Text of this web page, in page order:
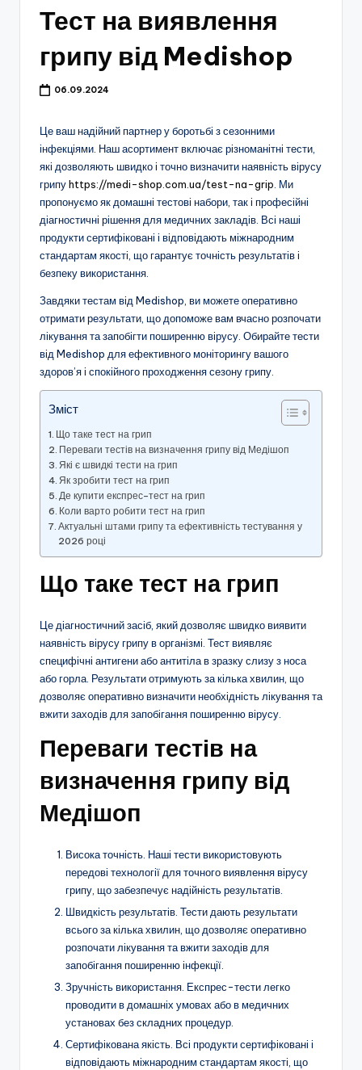
Тест на виявлення
грипу від Medishop
06.09.2024
Це ваш надійний партнер у боротьбі з сезонними
інфекціями. Наш асортимент включає різноманітні тести,
які дозволяють швидко і точно визначити наявність вірусу
грипуhttps://medi-shop.com.ua/test-na-grip . Ми
пропонуємо як домашні тестові набори, так і професійні
діагностичні рішення для медичних закладів. Всі наші
продукти сертифіковані і відповідають міжнародним
стандартам якості, що гарантує точність результатів і
безпеку використання.
Завдяки тестам від Medishop, ви можете оперативно
отримати результати, що допоможе вам вчасно розпочати
лікування та запобігти поширенню вірусу. Обирайте тести
від Medishop для ефективного моніторингу вашого
здоров’я і спокійного проходження сезону грипу.
Зміст
Що таке тест на грип
Переваги тестів на визначення грипу від Медішоп
Які є швидкі тести на грип
Як зробити тест на грип
Де купити експрес–тест на грип
Коли варто робити тест на грип
Актуальні штами грипу та ефективність тестування у
2026 році
Що таке тест на грип
Це діагностичний засіб, який дозволяє швидко виявити
наявність вірусу грипу в організмі. Тест виявляє
специфічні антигени або антитіла в зразку слизу з носа
або горла. Результати отримують за кілька хвилин, що
дозволяє оперативно визначити необхідність лікування та
вжити заходів для запобігання поширенню вірусу.
Переваги тестів на
визначення грипу від
Медішоп
Висока точність. Наші тести використовують
передові технології для точного виявлення вірусу
грипу, що забезпечує надійність результатів.
Швидкість результатів. Тести дають результати
всього за кілька хвилин, що дозволяє оперативно
розпочати лікування та вжити заходів для
запобігання поширенню інфекції.
Зручність використання. Експрес-тести легко
проводити в домашніх умовах або в медичних
установах без складних процедур.
Сертифікована якість. Всі продукти сертифіковані і
відповідають міжнародним стандартам якості, що